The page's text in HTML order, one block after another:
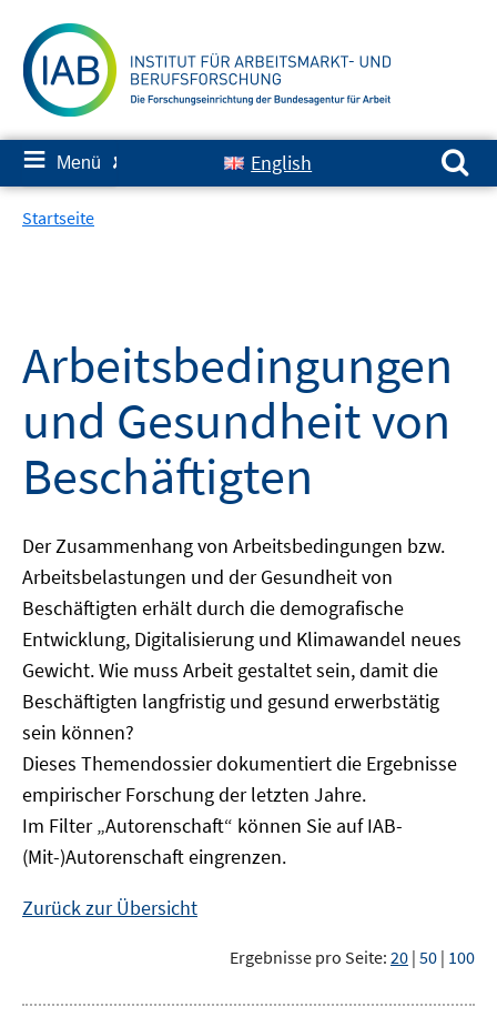
zum
Inhalt
≡ Menü ✘ English
Suchen nach:
Startseite
Arbeitsbedingungen
und Gesundheit von
Beschäftigten
Der Zusammenhang von Arbeitsbedingungen bzw.
Arbeitsbelastungen und der Gesundheit von
Beschäftigten erhält durch die demografische
Entwicklung, Digitalisierung und Klimawandel neues
Gewicht. Wie muss Arbeit gestaltet sein, damit die
Beschäftigten langfristig und gesund erwerbstätig
sein können?
Dieses Themendossier dokumentiert die Ergebnisse
empirischer Forschung der letzten Jahre.
Im Filter „Autorenschaft“ können Sie auf IAB-
(Mit-)Autorenschaft eingrenzen.
Zurück zur Übersicht
Ergebnisse pro Seite: 20 | 50 | 100